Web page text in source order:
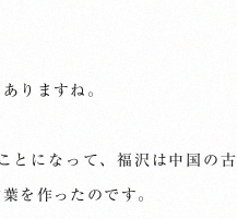
りますね。
とになって、福沢は中国の古
を作ったのです。